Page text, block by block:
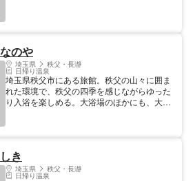
のや
埼玉県 秩父・長瀞
日帰り温泉
埼玉県秩父市にある旅館。秩父の山々に囲ま
れた環境で、秩父の四季を感じながらゆった
り入浴を楽しめる。大浴場のほかにも、大理
した食材を使用した創作料理を味わえる。
き
埼玉県 秩父・長瀞
日帰り温泉